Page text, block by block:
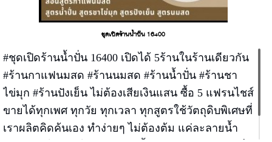
ชุดเปิดร้านน้ำปั่น 16400
#ชุดเปิดร้านน้ำปั่น 16400 เปิดได้ 5ร้านในร้านเดียวกัน
#ร้านกาแฟนมสด #ร้านนมสด #ร้านน้ำปั่น #ร้านชา
ไข่มุก #ร้านปังเย็น ไม่ต้องเสียเงินแสน ซื้อ 5 แฟรนไชส์
ขายได้ทุกเพศ ทุกวัย ทุกเวลา ทุกสูตรใช้วัตถุดิบพิเศษที่
เราผลิตคิดค้นเอง ทำง่ายๆ ไม่ต้องต้ม แค่ละลายน้ำ